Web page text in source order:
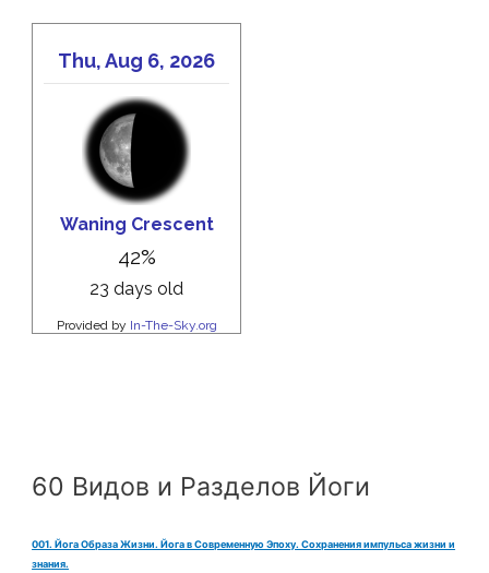
60 Видов и Разделов Йоги
001. Йога Образа Жизни. Йога в Современную Эпоху. Сохранения импульса жизни и
знания.